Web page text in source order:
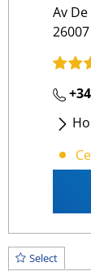
Av
26007
Select